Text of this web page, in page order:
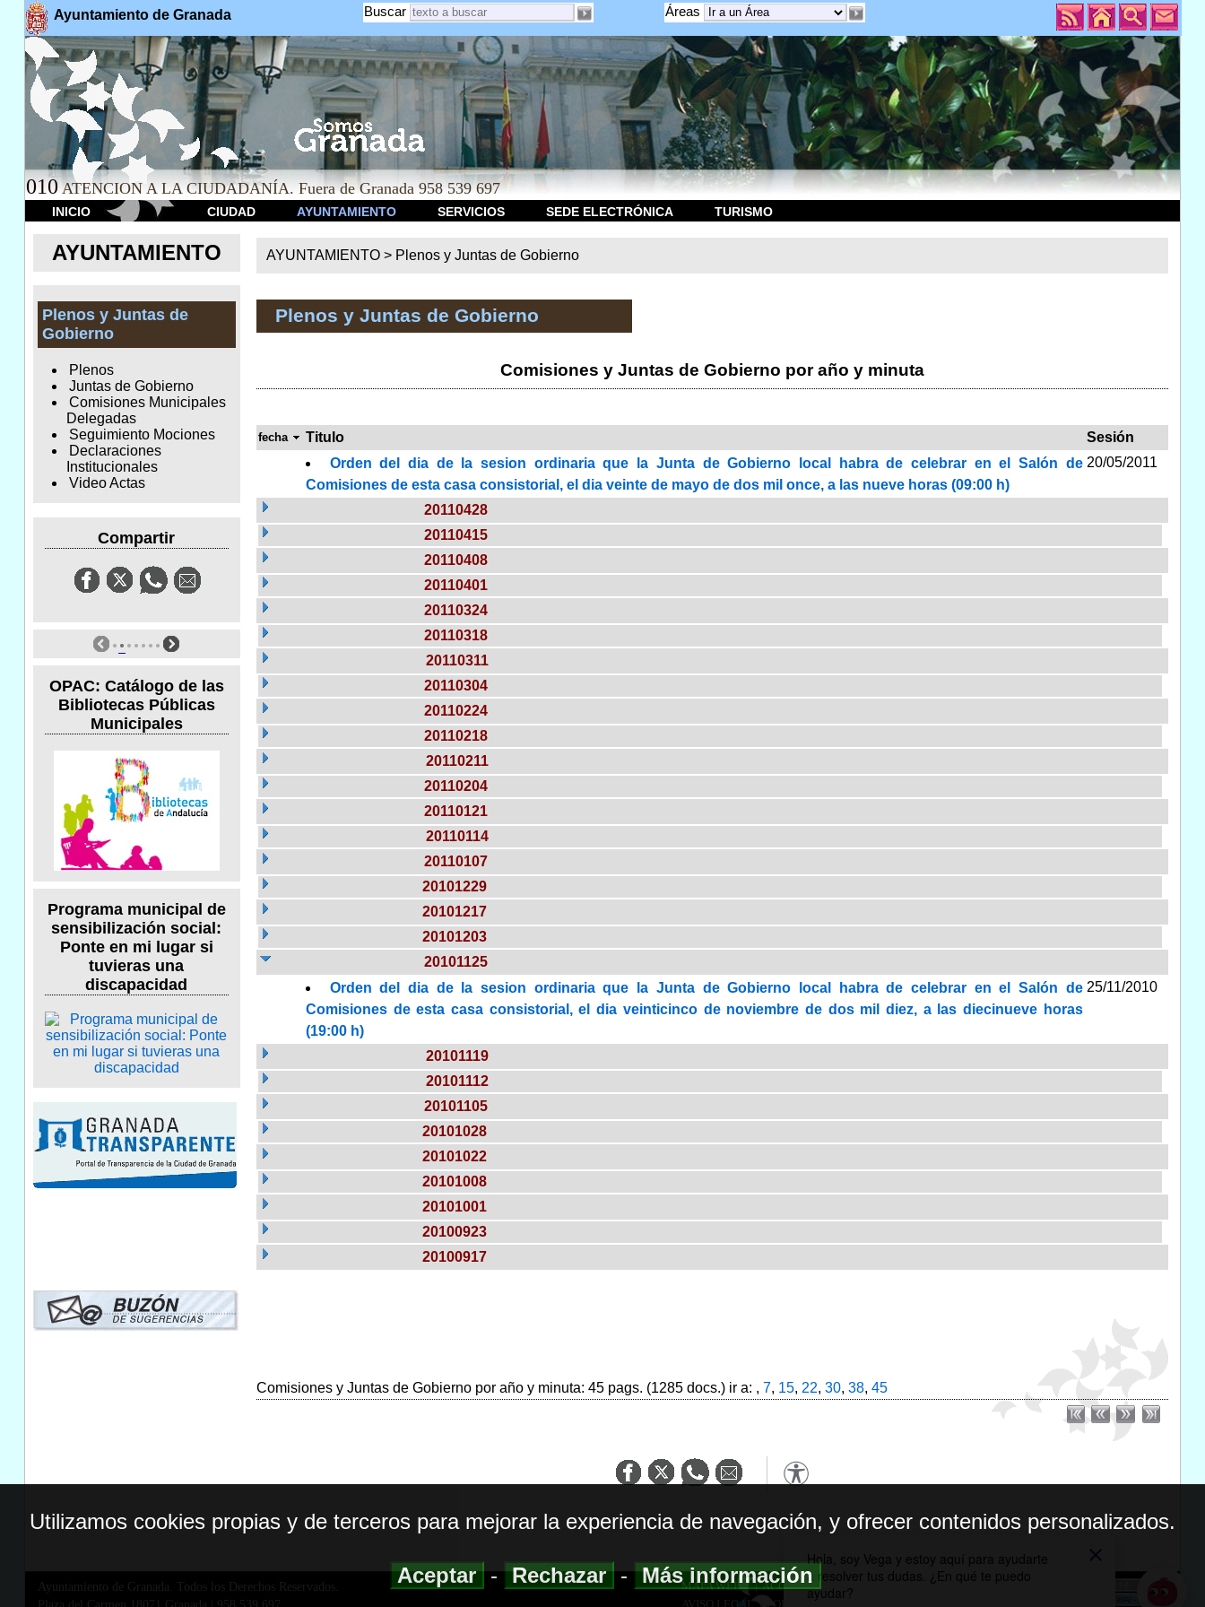
Ayuntamiento de Granada Áreas
Buscar
010 ATENCION A LA CIUDADANÍA. Fuera de Granada 958 539 697
INICIO CIUDAD AYUNTAMIENTO SERVICIOS SEDE ELECTRÓNICA TURISMO
AYUNTAMIENTO
Plenos y Juntas de
Gobierno
Plenos
Juntas de Gobierno
Comisiones Municipales
Delegadas
Seguimiento Mociones
Declaraciones
Institucionales
Video Actas
Compartir
OPAC: Catálogo de las
Bibliotecas Públicas
Municipales
Programa municipal de
sensibilización social:
Ponte en mi lugar si
tuvieras una
discapacidad
AYUNTAMIENTO > Plenos y Juntas de Gobierno
Plenos y Juntas de Gobierno
Comisiones y Juntas de Gobierno por año y minuta
fecha Titulo
Sesión
Orden del dia de la sesion ordinaria que la Junta de Gobierno local habra de celebrar en el Salón de
Comisiones de esta casa consistorial, el dia veinte de mayo de dos mil once, a las nueve horas (09:00 h)
20/05/2011
20110428
20110415
20110408
20110401
20110324
20110318
20110311
20110304
20110224
20110218
20110211
20110204
20110121
20110114
20110107
20101229
20101217
20101203
20101125
Orden del dia de la sesion ordinaria que la Junta de Gobierno local habra de celebrar en el Salón de
Comisiones de esta casa consistorial, el dia veinticinco de noviembre de dos mil diez, a las diecinueve horas
(19:00 h)
25/11/2010
20101119
20101112
20101105
20101028
20101022
20101008
20101001
20100923
20100917
Comisiones y Juntas de Gobierno por año y minuta: 45 pags. (1285 docs.) ir a: , 7, 15, 22, 30, 38, 45
Ayuntamiento de Granada. Todos los Derechos Reservados.
MAPA WEB|ACCESIBILIDAD
AVISO LEGAL| POLITICA DE PRIVACIDAD
Utilizamos cookies propias y de terceros para mejorar la experiencia de navegación, y ofrecer contenidos personalizados.
Aceptar-Rechazar-Más información